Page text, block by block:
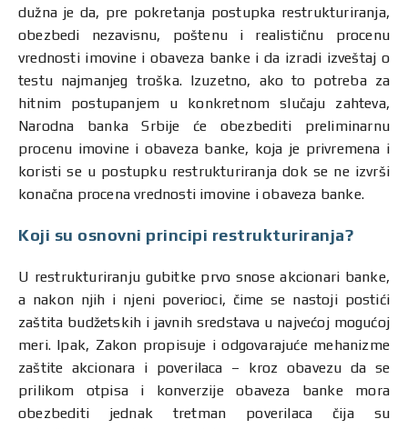
dužna je da, pre pokretanja postupka restrukturiranja,
obezbedi nezavisnu, poštenu i realističnu procenu
vrednosti imovine i obaveza banke i da izradi izveštaj o
testu najmanjeg troška. Izuzetno, ako to potreba za
hitnim postupanjem u konkretnom slučaju zahteva,
Narodna banka Srbije će obezbediti preliminarnu
procenu imovine i obaveza banke, koja je privremena i
koristi se u postupku restrukturiranja dok se ne izvrši
konačna procena vrednosti imovine i obaveza banke.
Koji su osnovni principi restrukturiranja?
U restrukturiranju gubitke prvo snose akcionari banke,
a nakon njih i njeni poverioci, čime se nastoji postići
zaštita budžetskih i javnih sredstava u najvećoj mogućoj
meri. Ipak, Zakon propisuje i odgovarajuće mehanizme
zaštite akcionara i poverilaca – kroz obavezu da se
prilikom otpisa i konverzije obaveza banke mora
obezbediti jednak tretman poverilaca čija su